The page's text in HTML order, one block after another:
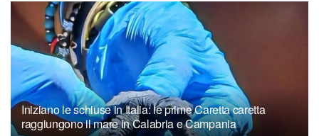
Iniziano le schiuse in Italia: le prime Caretta caretta
raggiungono il mare in Calabria e Campania